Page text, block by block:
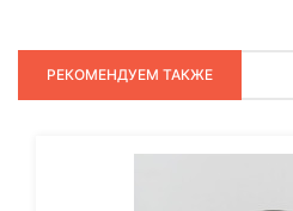
РЕКОМЕНДУЕМ ТАКЖЕ